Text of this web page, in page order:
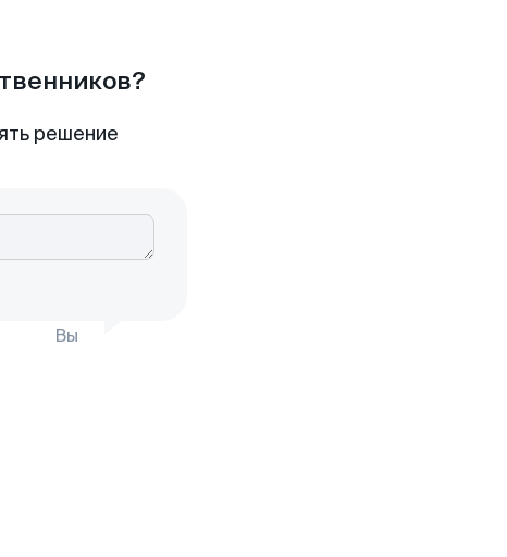
решение
Вы